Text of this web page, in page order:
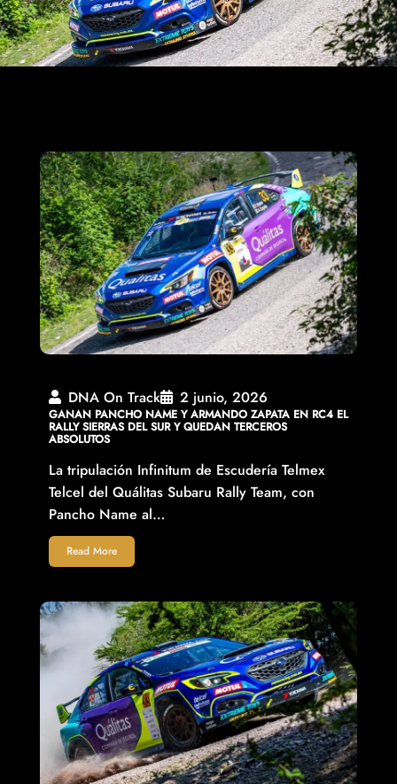
DNA On Track 2 junio, 2026
GANAN PANCHO NAME Y ARMANDO ZAPATA EN RC4 EL
RALLY SIERRAS DEL SUR Y QUEDAN TERCEROS
ABSOLUTOS
La tripulación Infinitum de Escudería Telmex
Telcel del Quálitas Subaru Rally Team, con
Pancho Name al…
Read More